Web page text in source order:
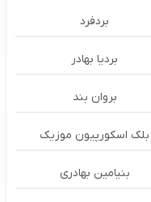
بردفرد
بردیا بهادر
بروان بند
بلک اسکورپیون موزیک
بنیامین بهادری